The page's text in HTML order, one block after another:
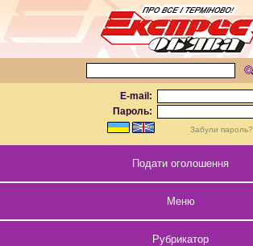
E-mail:
Пароль:
Забули пароль?
Подати оголошення
Меню
Рубрикатор